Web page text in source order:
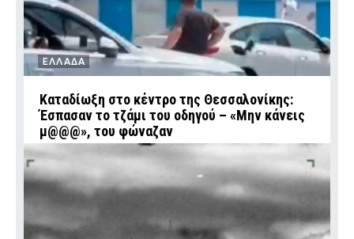
ΕΛΛΑΔΑ
Καταδίωξη στο κέντρο της Θεσσαλονίκης:
Έσπασαν το τζάμι του οδηγού – «Μην κάνεις
μ@@@», του φώναζαν